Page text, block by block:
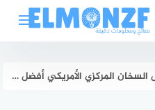
المركزي الأمريكي أفضل من الأوروبي في التحمل؟